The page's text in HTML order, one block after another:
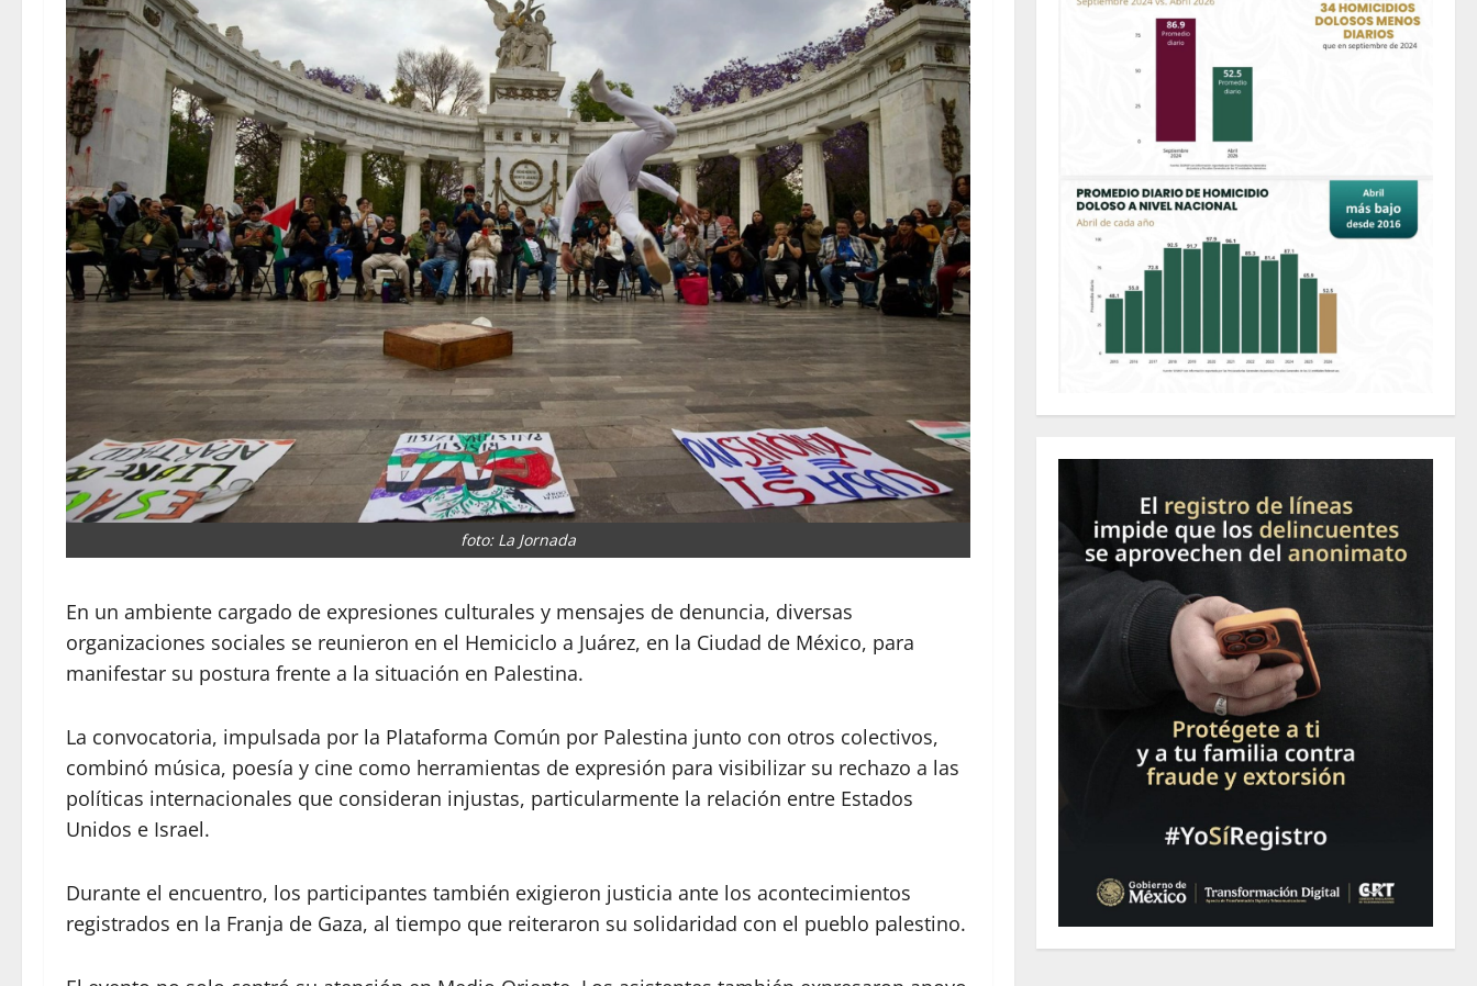
foto: La Jornada
En un ambiente cargado de expresiones culturales y mensajes de denuncia, diversas
organizaciones sociales se reunieron en el Hemiciclo a Juárez, en la Ciudad de México, para
manifestar su postura frente a la situación en Palestina.
La convocatoria, impulsada por la Plataforma Común por Palestina junto con otros colectivos,
combinó música, poesía y cine como herramientas de expresión para visibilizar su rechazo a las
políticas internacionales que consideran injustas, particularmente la relación entre Estados
Unidos e Israel.
Durante el encuentro, los participantes también exigieron justicia ante los acontecimientos
registrados en la Franja de Gaza, al tiempo que reiteraron su solidaridad con el pueblo palestino.